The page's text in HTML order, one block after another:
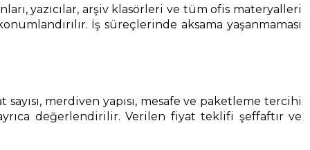
yazıcılar, arşiv klasörleri ve tüm ofis materyalleri
İş süreçlerinde aksama yaşanmaması
merdiven yapısı, mesafe ve paketleme tercihi
değerlendirilir. Verilen fiyat teklifi şeffaftır ve